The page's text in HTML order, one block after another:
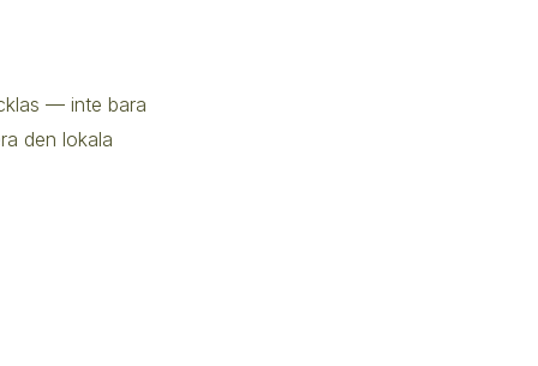
— inte bara
den lokala